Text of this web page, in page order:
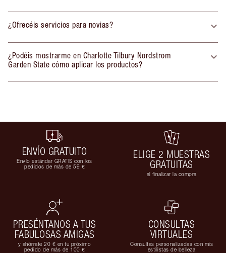
¿Ofrecéis servicios para novias?
¿Podéis mostrarme en Charlotte Tilbury Nordstrom
Garden State cómo aplicar los productos?
ENVÍO GRATUITO
Envío estándar GRATIS con los
pedidos de más de 59 €
ELIGE 2 MUESTRAS
GRATUITAS
al finalizar la compra
PRESÉNTANOS A TUS
FABULOSAS AMIGAS
y ahórrate 20 € en tu próximo
pedido de más de 100 €
CONSULTAS
VIRTUALES
Consultas personalizadas con mis
estilistas de belleza